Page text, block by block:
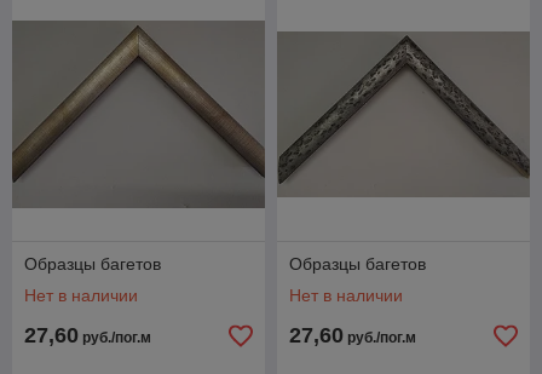
Образцы багетов
Нет в наличии
27,60 руб./пог.м
Образцы багетов
Нет в наличии
27,60 руб./пог.м